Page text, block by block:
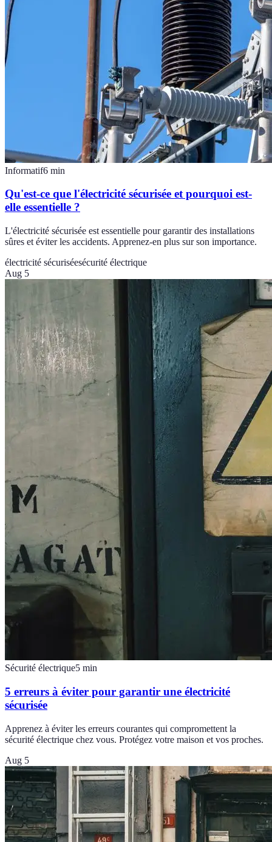
Informatif6 min
Qu'est-ce que l'électricité sécurisée et pourquoi est-
elle essentielle ?
L'électricité sécurisée est essentielle pour garantir des installations
sûres et éviter les accidents. Apprenez-en plus sur son importance.
électricité sécuriséesécurité électrique
Aug 5
Sécurité électrique5 min
5 erreurs à éviter pour garantir une électricité
sécurisée
Apprenez à éviter les erreurs courantes qui compromettent la
sécurité électrique chez vous. Protégez votre maison et vos proches.
Aug 5